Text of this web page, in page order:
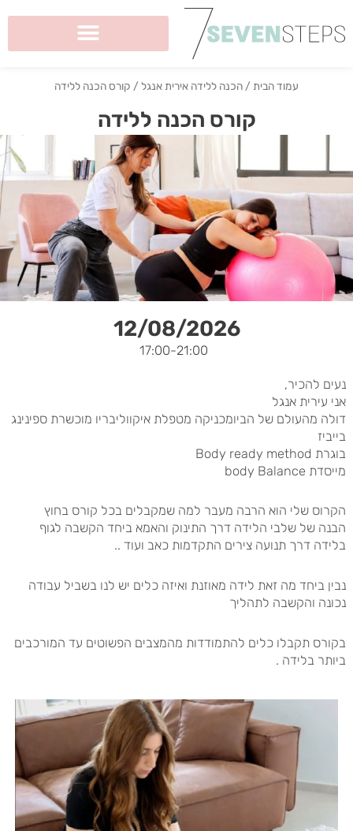
לתוכן
עמוד הבית / הכנה ללידה אירית אנגל / קורס הכנה ללידה
קורס הכנה ללידה
12/08/2026
21:00
-17:00
נעים להכיר,
אני עירית אנגל
דולה מהעולם של הביומכניקה מטפלת איקווליבריו מוכשרת ספינינג
בייביז
בוגרת Body ready method
מייסדת body Balance
הקרוס שלי הוא הרבה מעבר למה שמקבלים בכל קורס בחוץ
הבנה של שלבי הלידה דרך התינוק והאמא ביחד הקשבה לגוף
בלידה דרך תנועה צירים התקדמות כאב ועוד ..
נבין ביחד מה זאת לידה מאוזנת ואיזה כלים יש לנו בשביל עבודה
נכונה והקשבה לתהליך
בקורס תקבלו כלים להתמודדות מהמצבים הפשוטים עד המורכבים
ביותר בלידה .